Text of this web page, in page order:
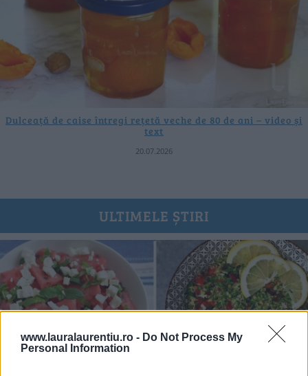
www.lauralaurentiu.ro - Do Not Process My
Personal Information
Dulceață de caise întregi rețetă veche de 80 de ani – video și
text
20.07.2026
ULTIMELE ȘTIRI